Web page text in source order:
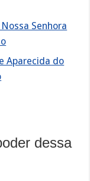
Senhora
Aparecida do
dessa